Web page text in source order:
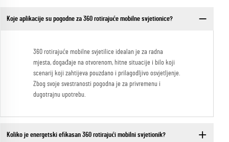
Koje aplikacije su pogodne za 360 rotirajuće mobilne svjetionice?
360 rotirajuće mobilne svjetilice idealan je za radna
mjesta, događaje na otvorenom, hitne situacije i bilo koji
scenarij koji zahtijeva pouzdano i prilagodljivo osvjetljenje.
Zbog svoje svestranosti pogodna je za privremenu i
dugotrajnu upotrebu.
Koliko je energetski efikasan 360 rotirajući mobilni svjetionik?